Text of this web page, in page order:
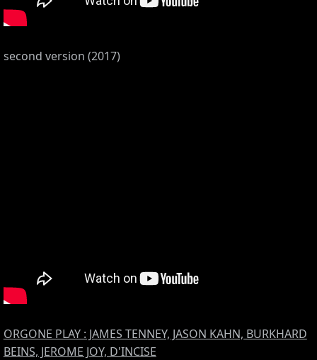
second version (2017)
ORGONE PLAY : JAMES TENNEY, JASON KAHN, BURKHARD
BEINS, JEROME JOY, D'INCISE